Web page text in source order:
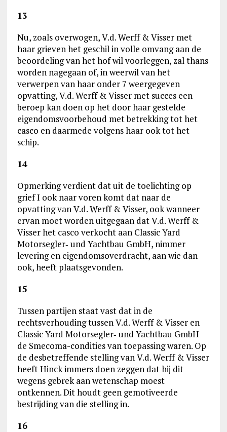
13
Nu, zoals overwogen, V.d. Werff & Visser met
haar grieven het geschil in volle omvang aan de
beoordeling van het hof wil voorleggen, zal thans
worden nagegaan of, in weerwil van het
verwerpen van haar onder 7 weergegeven
opvatting, V.d. Werff & Visser met succes een
beroep kan doen op het door haar gestelde
eigendomsvoorbehoud met betrekking tot het
casco en daarmede volgens haar ook tot het
schip.
14
Opmerking verdient dat uit de toelichting op
grief I ook naar voren komt dat naar de
opvatting van V.d. Werff & Visser, ook wanneer
ervan moet worden uitgegaan dat V.d. Werff &
Visser het casco verkocht aan Classic Yard
Motorsegler‑ und Yachtbau GmbH, nimmer
levering en eigendomsoverdracht, aan wie dan
ook, heeft plaatsgevonden.
15
Tussen partijen staat vast dat in de
rechtsverhouding tussen V.d. Werff & Visser en
Classic Yard Motorsegler‑ und Yachtbau GmbH
de Smecoma-condities van toepassing waren. Op
de desbetreffende stelling van V.d. Werff & Visser
heeft Hinck immers doen zeggen dat hij dit
wegens gebrek aan wetenschap moest
ontkennen. Dit houdt geen gemotiveerde
bestrijding van die stelling in.
16